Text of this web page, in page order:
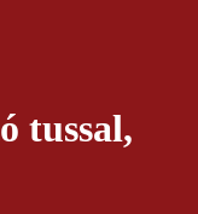
tussal,